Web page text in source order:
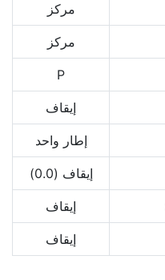
مركز
مركز
P
إيقاف
إطار واحد
إيقاف (0.0)
إيقاف
إيقاف